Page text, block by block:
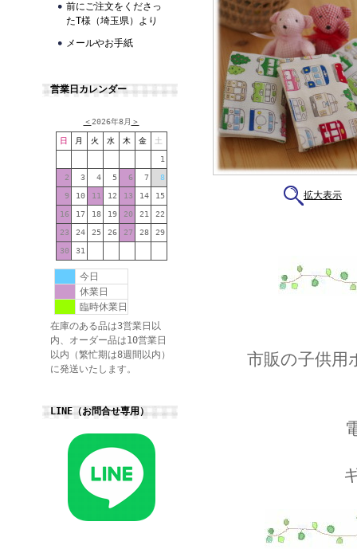
前にご注文をくださっ
たT様（埼玉県）より
メールやお手紙
営業日カレンダー
＜2026年8月 ＞
日 月 火 水 木 金 土
1
2 3 4 5 6 7 8
9 10 11 12 13 14 15
16 17 18 19 20 21 22
23 24 25 26 27 28 29
30 31
今日
休業日
臨時休業日
在庫のある品は3営業日以
内、オーダー品は10営業日
以内（繁忙期は8週間以内）
に発送いたします。
LINE（お問合せ専用）
拡大表示
市販の子供用